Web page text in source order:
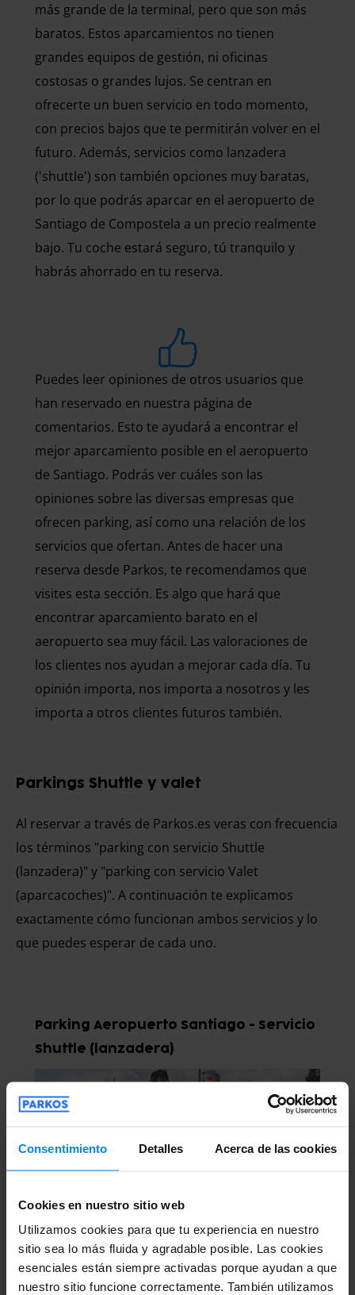
Consentimiento Detalles Acerca de las cookies
Cookies en nuestro sitio web
Utilizamos cookies para que tu experiencia en nuestro
sitio sea lo más fluida y agradable posible. Las cookies
esenciales están siempre activadas porque ayudan a que
nuestro sitio funcione correctamente. También utilizamos
más grande de la terminal, pero que son más
baratos. Estos aparcamientos no tienen
grandes equipos de gestión, ni oficinas
costosas o grandes lujos. Se centran en
ofrecerte un buen servicio en todo momento,
con precios bajos que te permitirán volver en el
futuro. Además, servicios como lanzadera
('shuttle') son también opciones muy baratas,
por lo que podrás aparcar en el aeropuerto de
Santiago de Compostela a un precio realmente
bajo. Tu coche estará seguro, tú tranquilo y
habrás ahorrado en tu reserva.
Puedes leer opiniones de otros usuarios que
han reservado en nuestra página de
comentarios. Esto te ayudará a encontrar el
mejor aparcamiento posible en el aeropuerto
de Santiago. Podrás ver cuáles son las
opiniones sobre las diversas empresas que
ofrecen parking, así como una relación de los
servicios que ofertan. Antes de hacer una
reserva desde Parkos, te recomendamos que
visites esta sección. Es algo que hará que
encontrar aparcamiento barato en el
aeropuerto sea muy fácil. Las valoraciones de
los clientes nos ayudan a mejorar cada día. Tu
opinión importa, nos importa a nosotros y les
importa a otros clientes futuros también.
Parkings Shuttle y valet
Al reservar a través de Parkos.es veras con frecuencia
los términos "parking con servicio Shuttle
(lanzadera)" y "parking con servicio Valet
(aparcacoches)". A continuación te explicamos
exactamente cómo funcionan ambos servicios y lo
que puedes esperar de cada uno.
Parking Aeropuerto Santiago - Servicio
Shuttle (lanzadera)
Normalmente esta es la opción más
económica, o low cost, para aparcar tu coche,
especialmente si lo comparas con el parking
oficial del aeropuerto. Con el servicio shuttle